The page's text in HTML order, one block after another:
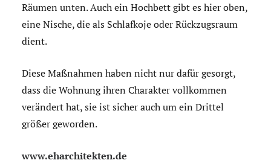
Räumen unten. Auch ein Hochbett gibt es hier oben,
eine Nische, die als Schlafkoje oder Rückzugsraum
dient.
Diese Maßnahmen haben nicht nur dafür gesorgt,
dass die Wohnung ihren Charakter vollkommen
verändert hat, sie ist sicher auch um ein Drittel
größer geworden.
www.eharchitekten.de